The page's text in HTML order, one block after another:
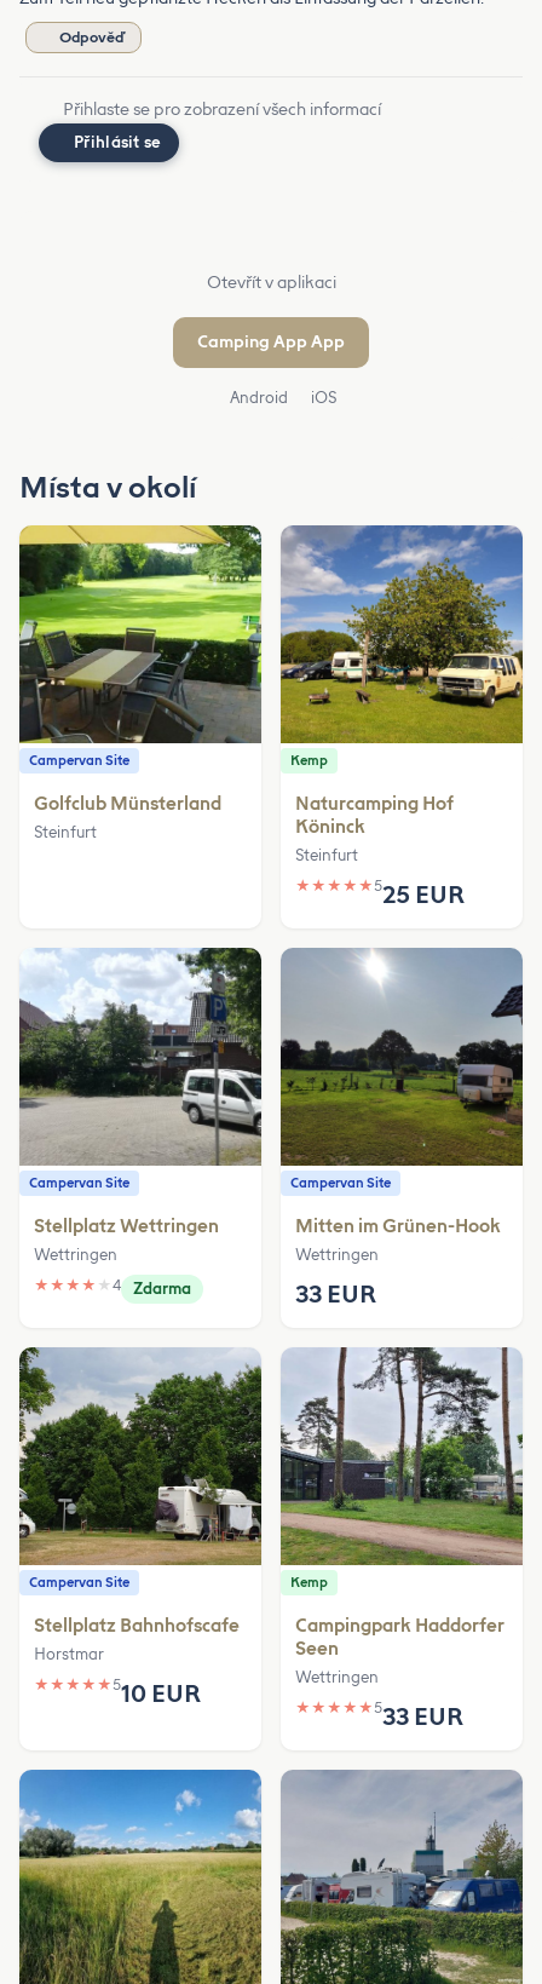
Odpověď
Přihlaste se pro zobrazení všech informací
Přihlásit se
Otevřít v aplikaci
Camping App App
Android iOS
Místa v okolí
Campervan Site
Golfclub Münsterland
Steinfurt
Kemp
Naturcamping Hof
Köninck
Steinfurt
★ ★ ★ ★ ★525 EUR
Campervan Site
Stellplatz Wettringen
Wettringen
★ ★ ★ ★ ★ 4 Zdarma
Campervan Site
Mitten im Grünen-Hook
Wettringen
33 EUR
Campervan Site
Stellplatz Bahnhofscafe
Horstmar
★ ★ ★ ★ ★510 EUR
Kemp
Campingpark Haddorfer
Seen
Wettringen
★ ★ ★ ★ ★533 EUR